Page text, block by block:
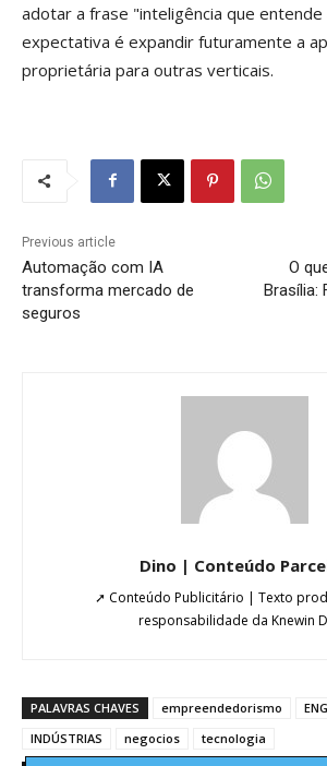
adotar a frase "inteligência que entende
expectativa é expandir futuramente a
proprietária para outras verticais.
Previous article
Automação com IA
transforma mercado de
seguros
O
Brasília:
Dino | Conteúdo
➚ Conteúdo Publicitário | Texto
responsabilidade da Knewin
PALAVRAS CHAVES empreendedorismo
INDÚSTRIAS
negocios tecnologia